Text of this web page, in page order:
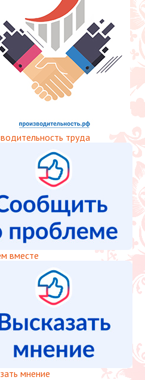
труда
вместе
мнение